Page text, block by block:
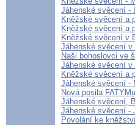
Jáhenské svěcení -
Kněžské svěcení a
Kněžské svěcení a
Kněžské svěcení v
Jáhenské svěcení v
Naši bohoslovci ve
Jáhenské svěcení v
Kněžské svěcení a
Jáhenské svěcení -
Nová posila FATYMu
Jáhenské svěcení,
Jáhenské svěcení -
Povolání ke